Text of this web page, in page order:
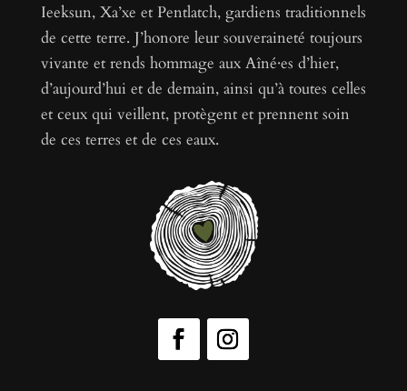
Ieeksun, Xa’xe et Pentlatch, gardiens traditionnels
de cette terre. J’honore leur souveraineté toujours
vivante et rends hommage aux Aîné·es d’hier,
d’aujourd’hui et de demain, ainsi qu’à toutes celles
et ceux qui veillent, protègent et prennent soin
de ces terres et de ces eaux.